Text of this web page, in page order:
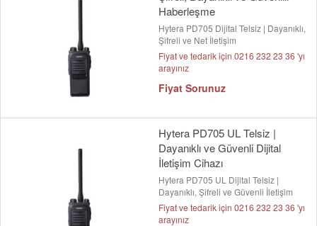
Haberleşme
Hytera PD705 Dijital Telsiz | Dayanıklı,
Şifreli ve Net İletişim
Fiyat ve tedarik için 0216 232 23 36 'yı
arayınız
Fiyat Sorunuz
Hytera PD705 UL Telsiz |
Dayanıklı ve Güvenli Dijital
İletişim Cihazı
Hytera PD705 UL Dijital Telsiz |
Dayanıklı, Şifreli ve Güvenli İletişim
Fiyat ve tedarik için 0216 232 23 36 'yı
arayınız